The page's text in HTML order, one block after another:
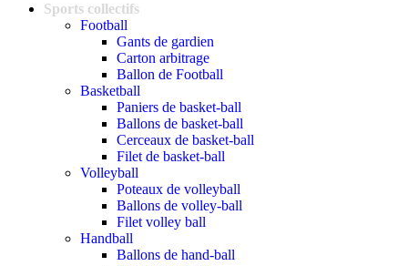
Sports collectifs
Football
Gants de gardien
Carton arbitrage
Ballon de Football
Basketball
Paniers de basket-ball
Ballons de basket-ball
Cerceaux de basket-ball
Filet de basket-ball
Volleyball
Poteaux de volleyball
Ballons de volley-ball
Filet volley ball
Handball
Ballons de hand-ball